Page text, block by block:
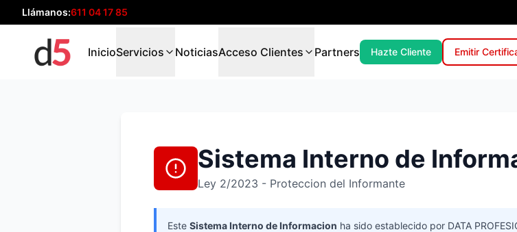
Llámanos:611 04 17 85
InicioServicios NoticiasAcceso Clientes Partners Hazte Cliente Emitir
Sistema Interno de
Ley 2/2023 - Proteccion del Informante
Este Sistema Interno de Informacion ha sido establecido por DATA